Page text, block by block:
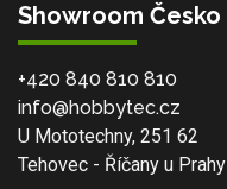
Showroom Česko
+420 840 810 810
info@hobbytec.cz
U Mototechny, 251 62
Tehovec - Říčany u Prahy